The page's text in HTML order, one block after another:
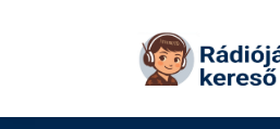
Tovább a tartalomhoz